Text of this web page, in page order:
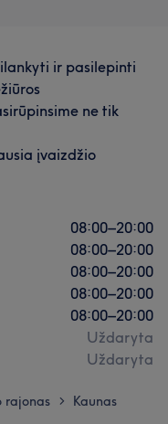
ir pasilepinti
ne tik
įvaizdžio
08:00–20:00
08:00–20:00
08:00–20:00
08:00–20:00
08:00–20:00
Uždaryta
Uždaryta
rajonas > Kaunas